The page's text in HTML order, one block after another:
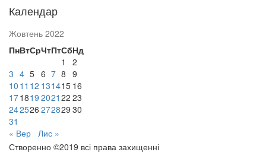
Календар
Жовтень 2022
ПнВтСрЧтПтСбНд
1
2
3 4 5 6 7 8 9
10 11 12 131415 16
171819 2021 22 23
242526 272829 30
31
« Вер Лис »
Створенно ©2019 всі права захищенні